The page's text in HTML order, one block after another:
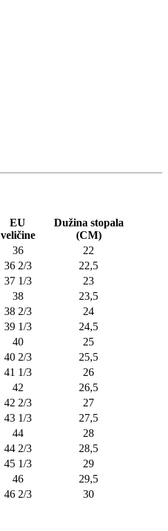
EU
veličine
Dužina stopala
(CM)
36
22
36 2/3
22,5
37 1/3
23
38
23,5
38 2/3
24
39 1/3
24,5
40
25
40 2/3
25,5
41 1/3
26
42
26,5
42 2/3
27
43 1/3
27,5
44
28
44 2/3
28,5
45 1/3
29
46
29,5
46 2/3 30